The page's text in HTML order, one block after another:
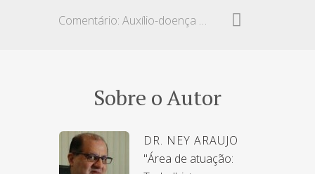
Comentário: Auxílio-doença e dispensa de carência
Sobre o Autor
DR. NEY ARAUJO
"Área de atuação: